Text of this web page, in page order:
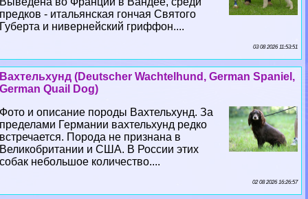
предков - итальянская гончая Святого
Губерта и нивернейский гриффон....
03 08 2026 11:53:51
Вахтельхунд (Deutscher Wachtelhund, German Spaniel,
German Quail Dog)
Фото и описание породы Вахтельхунд. За
пределами Германии вахтельхунд редко
встречается. Порода не признана в
Великобритании и США. В России этих
собак небольшое количество....
02 08 2026 16:26:57